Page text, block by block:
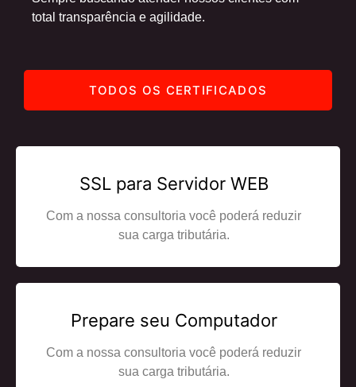
total transparência e agilidade.
TODOS OS CERTIFICADOS
SSL para Servidor WEB
Com a nossa consultoria você poderá reduzir
sua carga tributária.
Prepare seu Computador
Com a nossa consultoria você poderá reduzir
sua carga tributária.